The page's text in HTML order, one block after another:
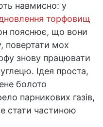
навмисно: у
торфовищ
пояснює, що вони
повертати мох
знову працювати
Ідея проста,
болото
парникових газів,
стати частиною